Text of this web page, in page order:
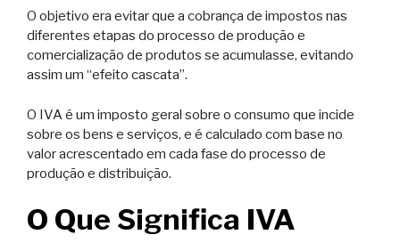
O objetivo era evitar que a cobrança de impostos nas
diferentes etapas do processo de produção e
comercialização de produtos se acumulasse, evitando
assim um “efeito cascata”.
O IVA é um imposto geral sobre o consumo que incide
sobre os bens e serviços, e é calculado com base no
valor acrescentado em cada fase do processo de
produção e distribuição.
O Que Significa IVA